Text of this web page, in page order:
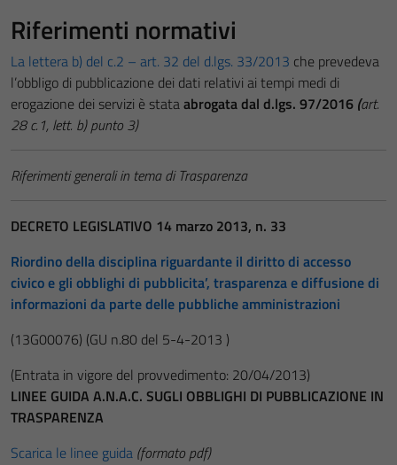
Riferimenti normativi
La lettera b) del c.2 – art. 32 del d.lgs. 33/2013 che prevedeva
l’obbligo di pubblicazione dei dati relativi ai tempi medi di
erogazione dei servizi è stataabrogata dal d.lgs. 97/2016 (art.
28 c.1, lett. b) punto 3)
Riferimenti generali in tema di Trasparenza
DECRETO LEGISLATIVO 14 marzo 2013, n. 33
Riordino della disciplina riguardante il diritto di accesso
civico e gli obblighi di pubblicita’, trasparenza e diffusione di
informazioni da parte delle pubbliche amministrazioni
(13G00076) (GU n.80 del 5-4-2013 )
(Entrata in vigore del provvedimento: 20/04/2013)
LINEE GUIDA A.N.A.C. SUGLI OBBLIGHI DI PUBBLICAZIONE IN
TRASPARENZA
Scarica le linee guida (formato pdf)